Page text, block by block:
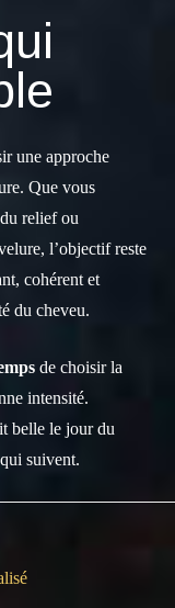
une approche
Que vous
relief ou
l’objectif reste
cohérent et
du cheveu.
de choisir la
intensité.
belle le jour du
suivent.